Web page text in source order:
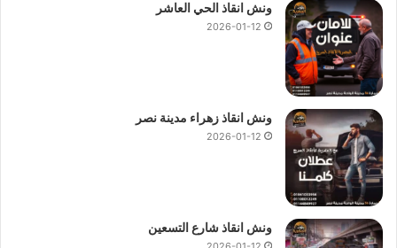
ونش انقاذ الحي العاشر
2026-01-12
ونش انقاذ زهراء مدينة نصر
2026-01-12
ونش انقاذ شارع التسعين